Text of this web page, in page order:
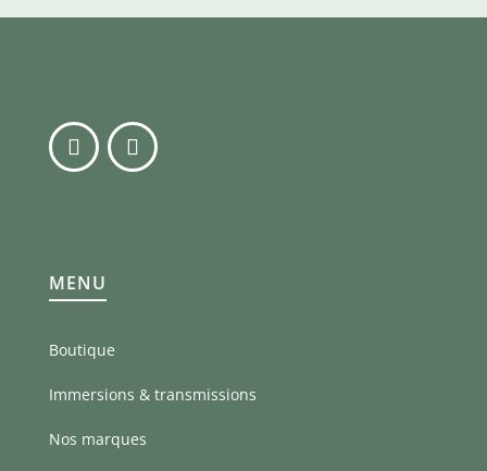
MENU
Boutique
Immersions & transmissions
Nos marques